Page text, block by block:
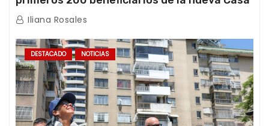
de los Abuelos “La Primavera” en Caracas
Iliana Rosales
DESTACADO NOTICIAS